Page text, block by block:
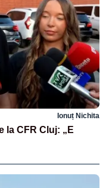
Ionuț Nichita
la CFR Cluj: „E